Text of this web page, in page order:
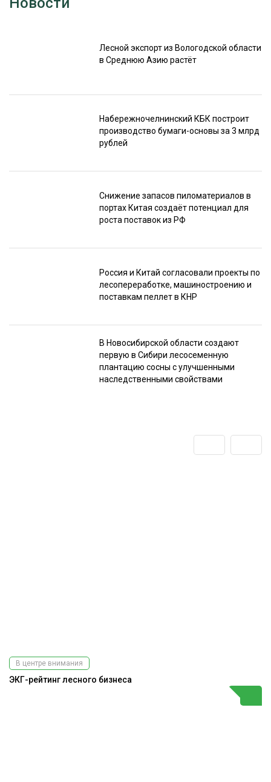
Лесной экспорт из Вологодской области
в Среднюю Азию растёт
Набережночелнинский КБК построит
производство бумаги-основы за 3 млрд
рублей
Снижение запасов пиломатериалов в
портах Китая создаёт потенциал для
роста поставок из РФ
Россия и Китай согласовали проекты по
лесопереработке, машиностроению и
поставкам пеллет в КНР
В Новосибирской области создают
первую в Сибири лесосеменную
плантацию сосны с улучшенными
наследственными свойствами
В центре внимания
ЭКГ-рейтинг лесного бизнеса